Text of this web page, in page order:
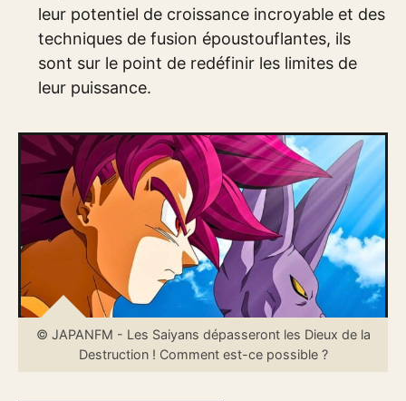
leur potentiel de croissance incroyable et des
techniques de fusion époustouflantes, ils
sont sur le point de redéfinir les limites de
leur puissance.
© JAPANFM - Les Saiyans dépasseront les Dieux de la
Destruction ! Comment est-ce possible ?